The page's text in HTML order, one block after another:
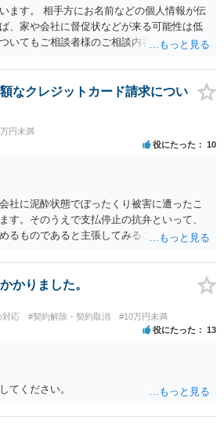
あれば、その資金を送金先に返金を求める
あるのではないでしょうか。
ます。 相手方にお名前などの個人情報が伝
、家や会社に督促状などが来る可能性は低
いてもご相談者様のご相談内容を踏まえま
なクレジットカード請求につい
円未満
役にたった 10
社に泥酔状態でぼったくり被害に遭ったこ
す。そのうえで支払停止の抗弁といって、
るものであると主張してみることになるか
ん。 https://zenso.or.jp/wp-content/uploads/
かりました。
対応 #契約解除・契約取消 #10万円未満
役にたった 13
てください。